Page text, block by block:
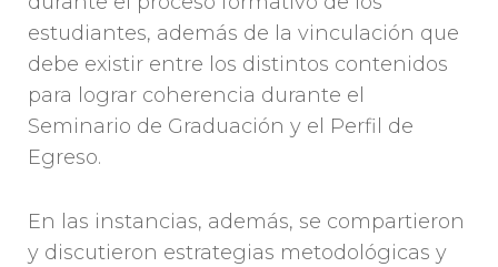
estudiantes, además de la vinculación que
debe existir entre los distintos contenidos
para lograr coherencia durante el
Seminario de Graduación y el Perfil de
Egreso.
En las instancias, además, se compartieron
y discutieron estrategias metodológicas y